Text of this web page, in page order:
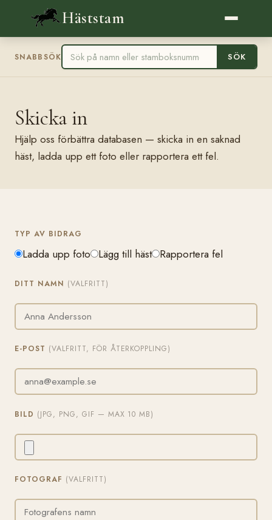
Häststam
SNABBSÖK SÖK
Skicka in
Hjälp oss förbättra databasen — skicka in en saknad
häst, ladda upp ett foto eller rapportera ett fel.
TYP AV BIDRAG
Ladda upp foto Lägg till häst Rapportera fel
DITT NAMN (VALFRITT)
E-POST (VALFRITT, FÖR ÅTERKOPPLING)
BILD (JPG, PNG, GIF — MAX 10 MB)
FOTOGRAF (VALFRITT)